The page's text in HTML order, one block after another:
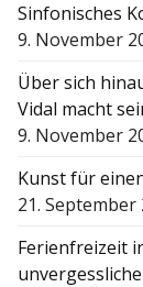
Sinfonisches
9. November
Über sich
Vidal macht
9. November
Kunst für
21. September
Ferienfreizeit